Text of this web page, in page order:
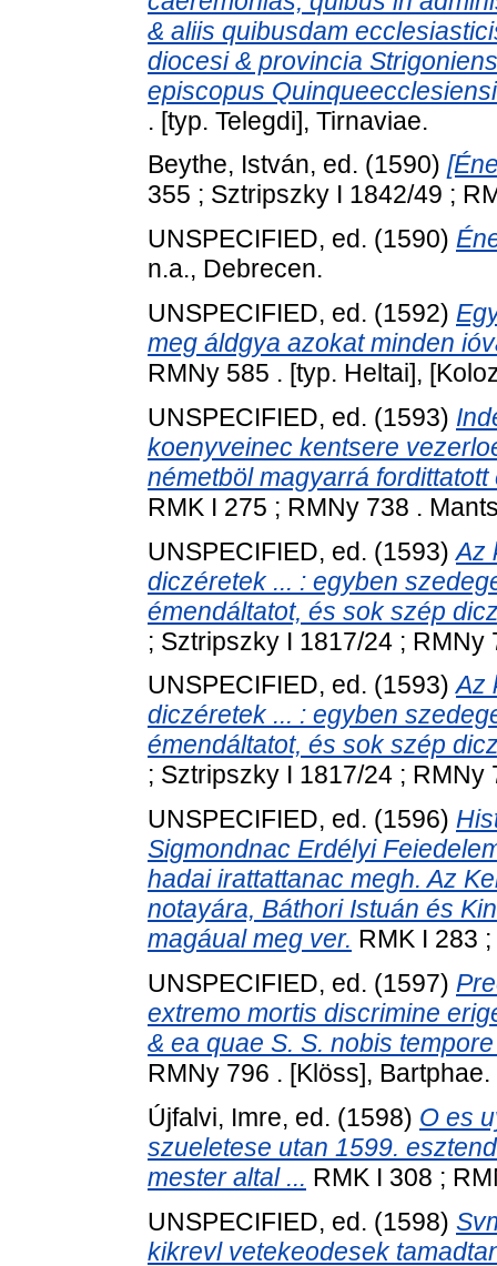
& aliis quibusdam
diocesi & provincia
episcopus
. [typ. Telegdi], Tirnaviae.
Beythe, István, ed. (1590)
355 ; Sztripszky I 1842/49 ;
UNSPECIFIED, ed. (1590)
n.a., Debrecen.
UNSPECIFIED, ed. (1592)
meg áldgya azokat minden
RMNy 585 . [typ. Heltai],
UNSPECIFIED, ed. (1593)
koenyveinec kentsere
németböl magyarrá
RMK I 275 ; RMNy 738 .
UNSPECIFIED, ed. (1593)Az
diczéretek ... : egyben
émendáltatot, és sok szép
; Sztripszky I 1817/24 ; RMNy
UNSPECIFIED, ed. (1593)Az
diczéretek ... : egyben
émendáltatot, és sok szép
; Sztripszky I 1817/24 ; RMNy
UNSPECIFIED, ed. (1596)
Sigmondnac Erdélyi
hadai irattattanac megh. Az
notayára, Báthori Istuán és
magáual meg ver. RMK I 283
UNSPECIFIED, ed. (1597)
extremo mortis discrimine
& ea quae S. S. nobis
RMNy 796 . [Klöss], Bartphae.
Újfalvi, Imre, ed. (1598) O es
szueletese utan 1599.
mester altal ... RMK I 308 ;
UNSPECIFIED, ed. (1598)
kikrevl vetekeodesek